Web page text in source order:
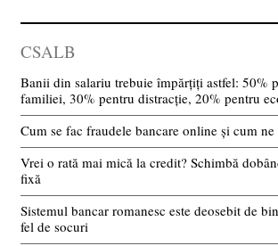
CSALB
Banii din salariu trebuie împărțiți astfel: 50%
familiei, 30% pentru distracție, 20% pentru
Cum se fac fraudele bancare online și cum
Vrei o rată mai mică la credit? Schimbă
fixă
Sistemul bancar romanesc este deosebit de
fel de socuri